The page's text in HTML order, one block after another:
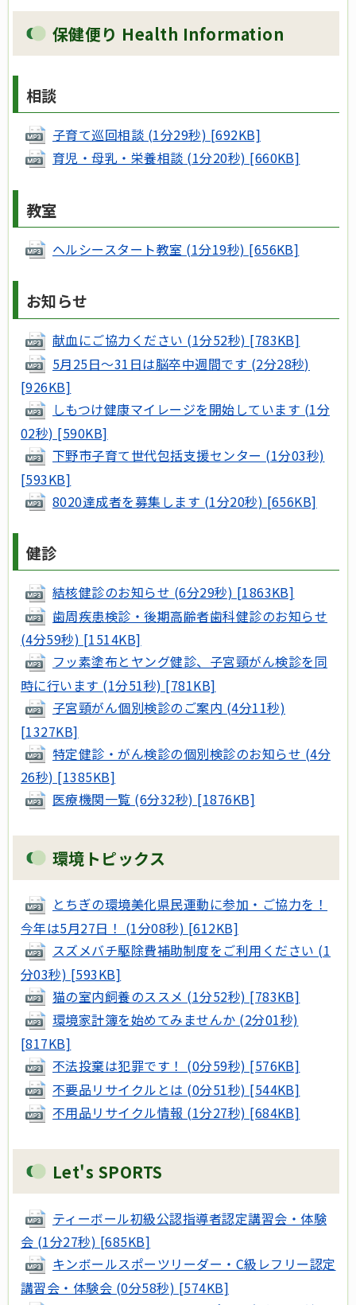
保健便り Health Information
相談
子育て巡回相談 (1分29秒) [692KB]
育児・母乳・栄養相談 (1分20秒) [660KB]
教室
ヘルシースタート教室 (1分19秒) [656KB]
お知らせ
献血にご協力ください (1分52秒) [783KB]
5月25日～31日は脳卒中週間です (2分28秒)
[926KB]
しもつけ健康マイレージを開始しています (1分
02秒) [590KB]
下野市子育て世代包括支援センター (1分03秒)
[593KB]
8020達成者を募集します (1分20秒) [656KB]
健診
結核健診のお知らせ (6分29秒) [1863KB]
歯周疾患検診・後期高齢者歯科健診のお知らせ
(4分59秒) [1514KB]
フッ素塗布とヤング健診、子宮頸がん検診を同
時に行います (1分51秒) [781KB]
子宮頸がん個別検診のご案内 (4分11秒)
[1327KB]
特定健診・がん検診の個別検診のお知らせ (4分
26秒) [1385KB]
医療機関一覧 (6分32秒) [1876KB]
環境トピックス
とちぎの環境美化県民運動に参加・ご協力を！
今年は5月27日！ (1分08秒) [612KB]
スズメバチ駆除費補助制度をご利用ください (1
分03秒) [593KB]
猫の室内飼養のススメ (1分52秒) [783KB]
環境家計簿を始めてみませんか (2分01秒)
[817KB]
不法投棄は犯罪です！ (0分59秒) [576KB]
不要品リサイクルとは (0分51秒) [544KB]
不用品リサイクル情報 (1分27秒) [684KB]
Let's SPORTS
ティーボール初級公認指導者認定講習会・体験
会 (1分27秒) [685KB]
キンボールスポーツリーダー・C級レフリー認定
講習会・体験会 (0分58秒) [574KB]